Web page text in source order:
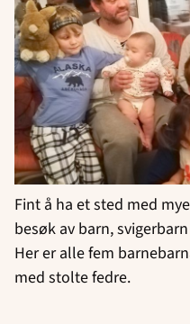
Fint å ha et sted med
besøk av barn,
Her er alle fem
med stolte fedre.